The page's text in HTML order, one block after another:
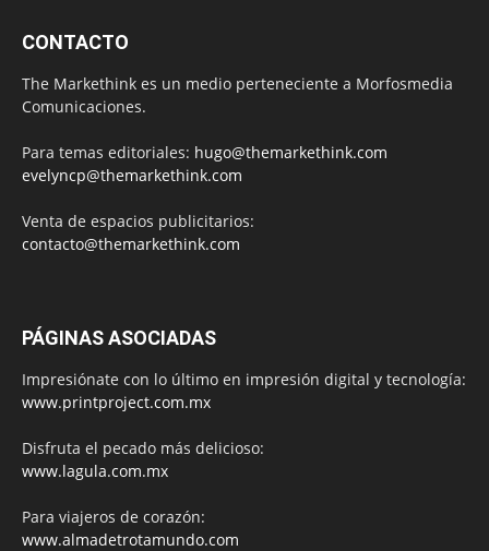
CONTACTO
The Markethink es un medio perteneciente a Morfosmedia
Comunicaciones.
Para temas editoriales: hugo@themarkethink.com
evelyncp@themarkethink.com
Venta de espacios publicitarios:
contacto@themarkethink.com
PÁGINAS ASOCIADAS
Impresiónate con lo último en impresión digital y tecnología:
www.printproject.com.mx
Disfruta el pecado más delicioso:
www.lagula.com.mx
Para viajeros de corazón:
www.almadetrotamundo.com